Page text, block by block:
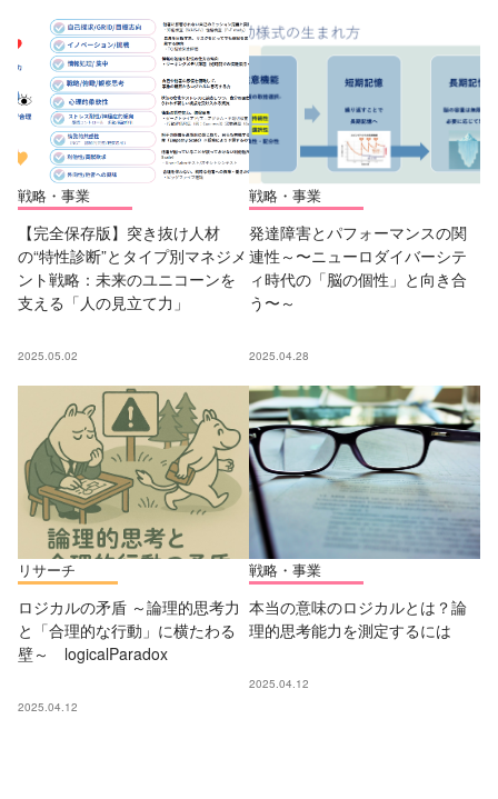
戦略・事業
【完全保存版】突き抜け人材
の“特性診断”とタイプ別マネジメ
ント戦略：未来のユニコーンを
支える「人の見立て力」
2025.05.02
戦略・事業
発達障害とパフォーマンスの関
連性～〜ニューロダイバーシテ
ィ時代の「脳の個性」と向き合
う〜～
2025.04.28
リサーチ
ロジカルの矛盾 ～論理的思考力
と「合理的な行動」に横たわる
壁～ logicalParadox
2025.04.12
戦略・事業
本当の意味のロジカルとは？論
理的思考能力を測定するには
2025.04.12